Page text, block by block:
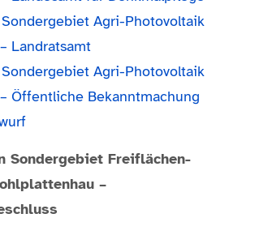
Agri-Photovoltaik
Landratsamt
Agri-Photovoltaik
Öffentliche Bekanntmachung
Sondergebiet Freiflächen-
–